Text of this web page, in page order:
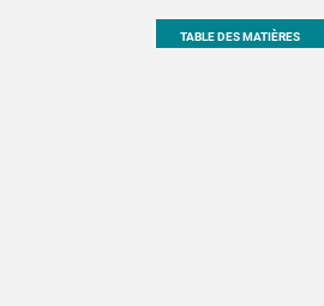
TABLE DES MATIÈRES